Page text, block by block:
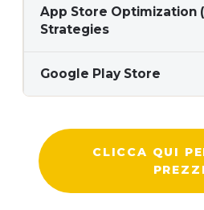
App Store Optimization
Strategies
Google Play Store
CLICCA QUI
PREZZI